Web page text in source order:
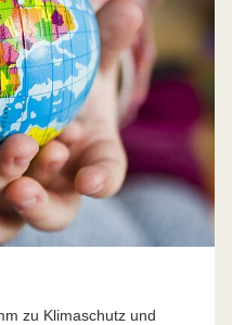
zu Klimaschutz und